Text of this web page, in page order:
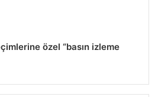
özel “basın izleme